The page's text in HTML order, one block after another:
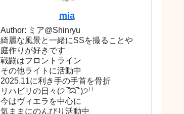
mia
Author: ミア@Shinryu
綺麗な風景と一緒にSSを撮ることや
庭作りが好きです
戦闘はフロントライン
その他ライトに活動中
2025.11に利き手の手首を骨折
リハビリの日々(੭ ‾᷄ᗣ‾᷅ )੭⁾⁾
今はヴィエラを中心に
気ままにのんびり活動中